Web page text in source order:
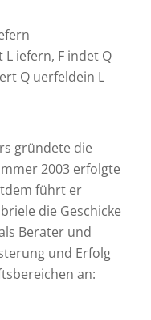
iefern, F indet Q
Q uerfeldein L
gründete die
2003 erfolgte
führt er
die Geschicke
Berater und
und Erfolg
an: